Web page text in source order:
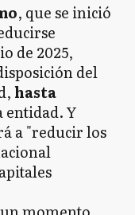
, que se inició
de 2025,
del
hasta
entidad. Y
a "reducir los